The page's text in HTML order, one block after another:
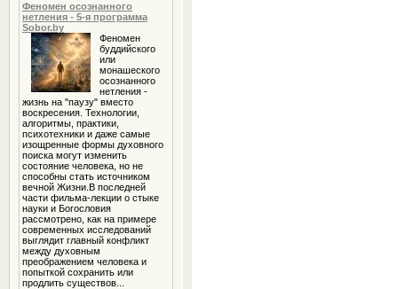
Феномен осознанного
нетления - 5-я программа
Sobor.by
Феномен
буддийского
или
монашеского
осознанного
нетления -
жизнь на "паузу" вместо
воскресения. Технологии,
алгоритмы, практики,
психотехники и даже самые
изощренные формы духовного
поиска могут изменить
состояние человека, но не
способны стать источником
вечной Жизни.В последней
части фильма-лекции о стыке
науки и Богословия
рассмотрено, как на примере
современных исследований
выглядит главный конфликт
между духовным
преображением человека и
попыткой сохранить или
продлить существов...